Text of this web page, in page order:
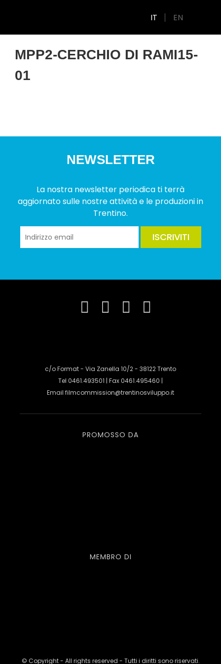
IT EN
MPP2-CERCHIO DI RAMI15-
01
NEWSLETTER
La nostra newsletter periodica ti terrà
aggiornato sulle nostre attività e le produzioni in
Trentino.
ISCRIVITI
c/o Format - Via Zanella 10/2 - 38122 Trento
Tel 0461.493501 | Fax 0461.495460 |
Email filmcommission@trentinosviluppo.it
PROMOSSO DA
MEMBRO DI
© Copyright - All rights reserved - Tutti i diritti sono riservati.